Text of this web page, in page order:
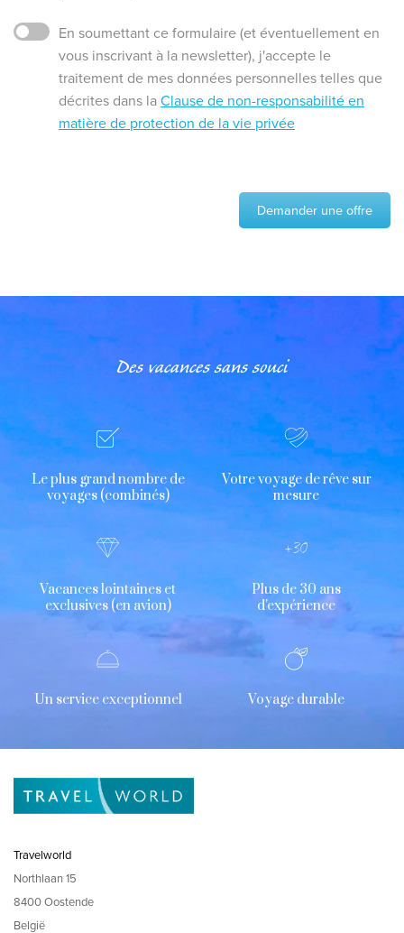
En soumettant ce formulaire (et éventuellement en
vous inscrivant à la newsletter), j'accepte le
traitement de mes données personnelles telles que
décrites dans laClause de non-responsabilité en
matière de protection de la vie privée
Demander une offre
Des vacances sans souci
Le plus grand nombre de
voyages (combinés)
Votre voyage de rêve sur
mesure
Vacances lointaines et
exclusives (en avion)
Plus de 30 ans
d'expérience
Un service exceptionnel Voyage durable
Travelworld
Northlaan 15
8400 Oostende
België